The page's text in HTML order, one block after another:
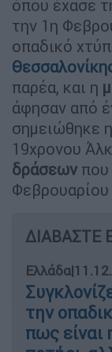
όπου έχασε
την 1η
οπαδικό
παρέα, και η
άφησαν από
σημειώθηκε η
19χρονου
δράσεων
ΔΙΑΒΑΣΤΕ
Ελλάδα|
την
πως είναι